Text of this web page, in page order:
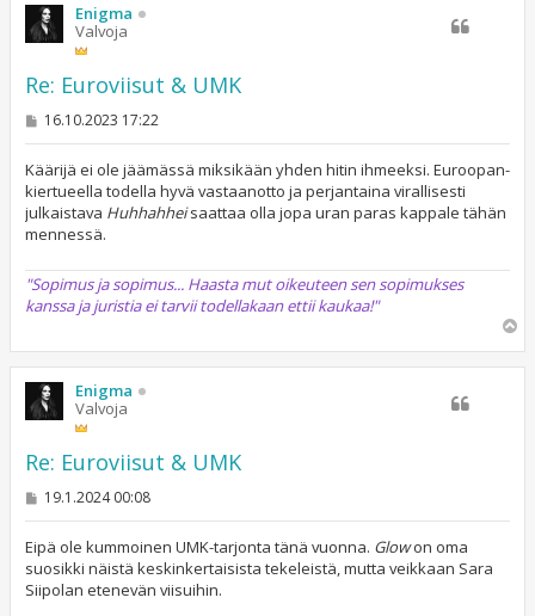
Enigma
Valvoja
Re: Euroviisut & UMK
V
s
t
i
16.10.2023 17:22
Käärijä ei ole jäämässä miksikään yhden hitin ihmeeksi. Euroopan-
kiertueella todella hyvä vastaanotto ja perjantaina virallisesti
julkaistava Huhhahheisaattaa olla jopa uran paras kappale tähän
mennessä.
"Sopimus ja sopimus... Haasta mut oikeuteen sen sopimukses
kanssa ja juristia ei tarvii todellakaan ettii kaukaa!"
ö
Enigma
Valvoja
Re: Euroviisut & UMK
V
s
t
i
19.1.2024 00:08
Eipä ole kummoinen UMK-tarjonta tänä vuonna. Glowon oma
suosikki näistä keskinkertaisista tekeleistä, mutta veikkaan Sara
Siipolan etenevän viisuihin.